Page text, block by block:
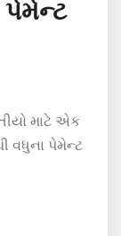
પેમેન્ટ
માટે એક
વધુના પેમેન્ટ